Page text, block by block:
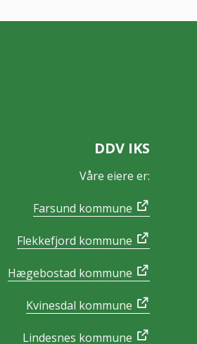
DDV IKS
Våre eiere er:
Farsund kommune
Flekkefjord kommune
Hægebostad kommune
Kvinesdal kommune
Lindesnes kommune